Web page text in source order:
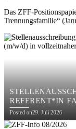
Das ZFF-
Trennungsfamilie“
REFERENT*IN
Posted on29. Juli 2026